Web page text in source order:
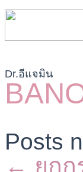
Dr.อีแจมิน
Posts
← ยกก